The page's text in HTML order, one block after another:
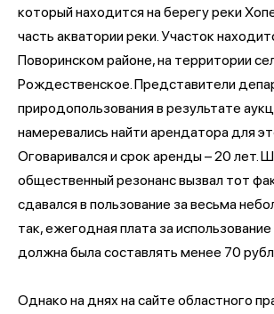
который находится на берегу реки
часть акватории реки. Участок
Поворинском районе, на территории
Рождественское. Представители
природопользования в результате
намеревались найти арендатора для
Оговаривался и срок аренды – 20 лет.
общественный резонанс вызвал тот
сдавался в пользование за весьма
так, ежегодная плата за
должна была составлять менее 70
Однако на днях на сайте областного